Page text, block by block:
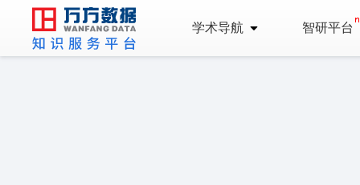
学术导航 智研平台